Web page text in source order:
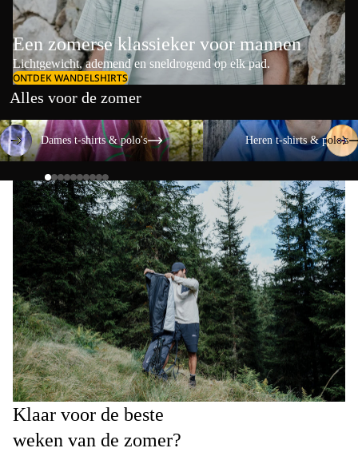
Een zomerse klassieker voor mannen
Lichtgewicht, ademend en sneldrogend op elk pad.
ONTDEK WANDELSHIRTS
Alles voor de zomer
Dames t-shirts & polo's
Dames t-shirts & polo's
Heren t-shirts & polo's
Heren t-shirts & polo's
Klaar voor de beste
weken van de zomer?